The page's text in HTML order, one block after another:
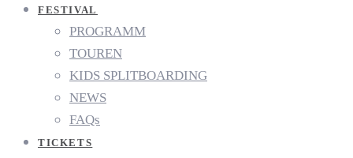
FESTIVAL
PROGRAMM
TOUREN
KIDS SPLITBOARDING
NEWS
FAQs
TICKETS